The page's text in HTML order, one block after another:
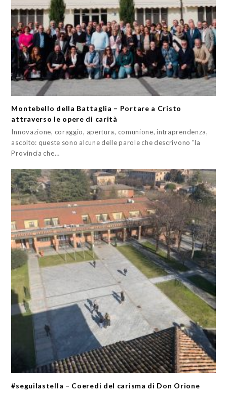
Montebello della Battaglia – Portare a Cristo
attraverso le opere di carità
Innovazione, coraggio, apertura, comunione, intraprendenza,
ascolto: queste sono alcune delle parole che descrivono "la
Provincia che…
#seguilastella – Coeredi del carisma di Don Orione